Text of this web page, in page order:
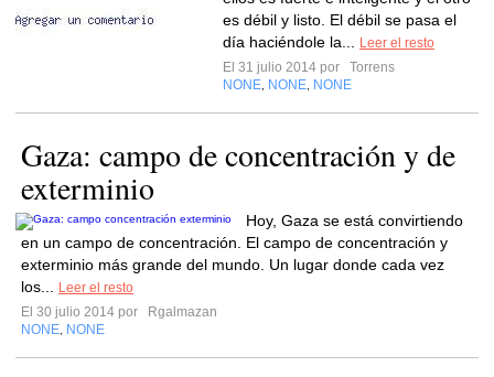
es débil y listo. El débil se pasa el
día haciéndole la...
Leer el resto
El 31 julio 2014 por
Torrens
NONE NONE NONE
Gaza: campo de concentración y de
exterminio
Hoy, Gaza se está convirtiendo
en un campo de concentración. El campo de concentración y
exterminio más grande del mundo. Un lugar donde cada vez
los...
Leer el resto
El 30 julio 2014 por
Rgalmazan
NONE NONE